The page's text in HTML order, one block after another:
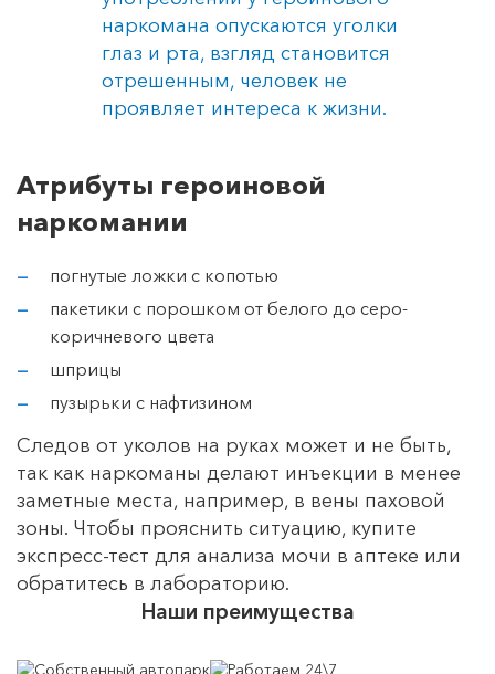
наркомана опускаются уголки
глаз и рта, взгляд становится
отрешенным, человек не
проявляет интереса к жизни.
Атрибуты героиновой
наркомании
погнутые ложки с копотью
пакетики с порошком от белого до серо-
коричневого цвета
шприцы
пузырьки с нафтизином
Следов от уколов на руках может и не быть,
так как наркоманы делают инъекции в менее
заметные места, например, в вены паховой
зоны. Чтобы прояснить ситуацию, купите
экспресс-тест для анализа мочи в аптеке или
обратитесь в лабораторию.
Наши преимущества